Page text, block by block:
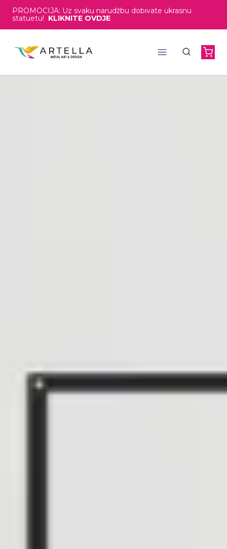
PROMOCIJA: Uz svaku narudžbu dobivate ukrasnu
statuetu! KLIKNITE OVDJE